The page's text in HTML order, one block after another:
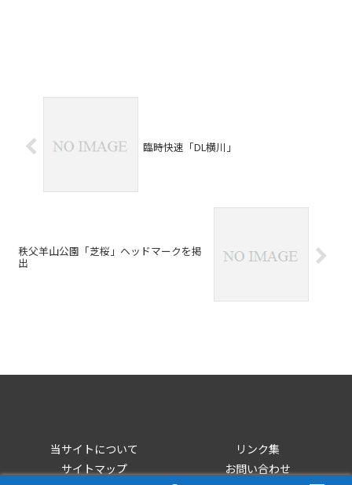
臨時快速「DL横川」
秩父羊山公園「芝桜」ヘッドマークを掲
出
当サイトについて
リンク集
サイトマップ
お問い合わせ